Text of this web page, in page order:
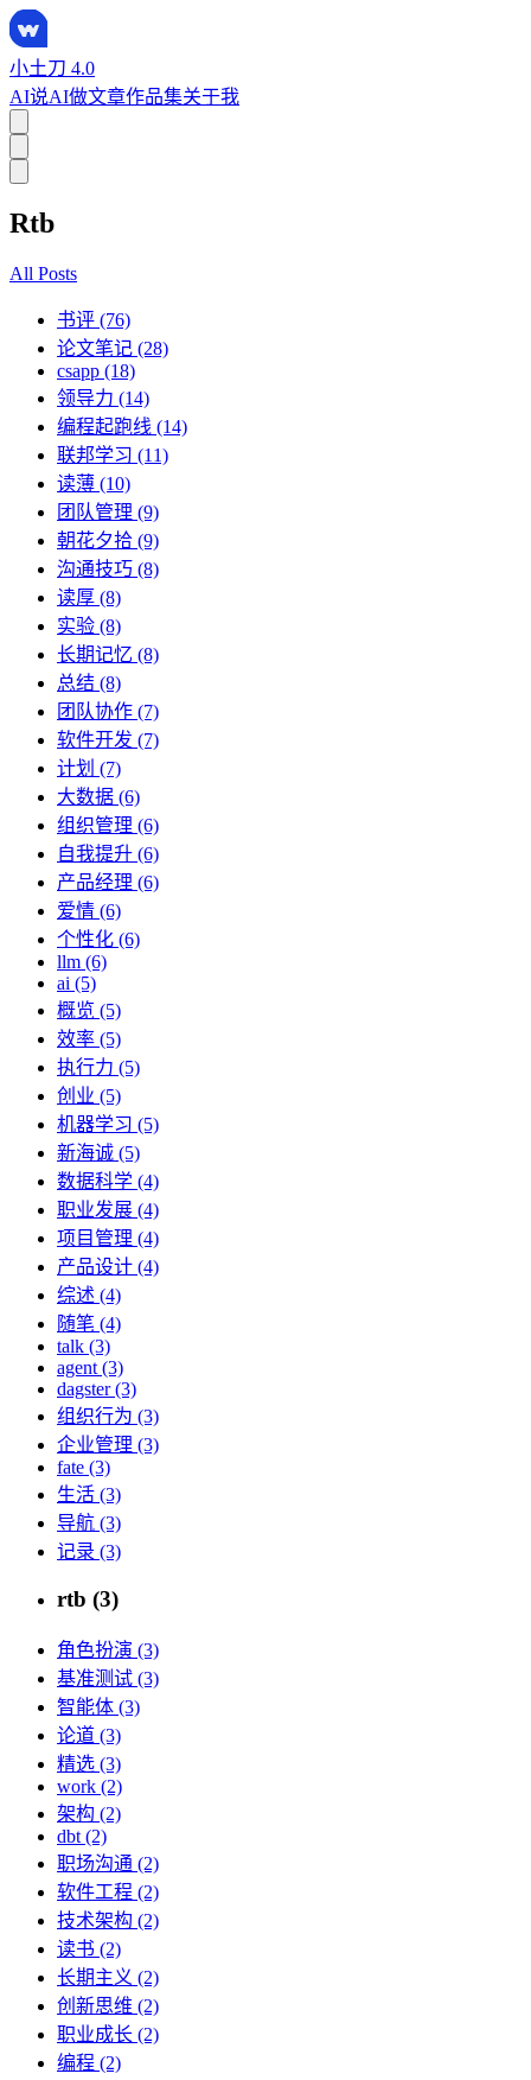
小土刀 4.0
AI说AI做文章作品集关于我
Rtb
All Posts
书评 (76)
论文笔记 (28)
csapp (18)
领导力 (14)
编程起跑线 (14)
联邦学习 (11)
读薄 (10)
团队管理 (9)
朝花夕拾 (9)
沟通技巧 (8)
读厚 (8)
实验 (8)
长期记忆 (8)
总结 (8)
团队协作 (7)
软件开发 (7)
计划 (7)
大数据 (6)
组织管理 (6)
自我提升 (6)
产品经理 (6)
爱情 (6)
个性化 (6)
llm (6)
ai (5)
概览 (5)
效率 (5)
执行力 (5)
创业 (5)
机器学习 (5)
新海诚 (5)
数据科学 (4)
职业发展 (4)
项目管理 (4)
产品设计 (4)
综述 (4)
随笔 (4)
talk (3)
agent (3)
dagster (3)
组织行为 (3)
企业管理 (3)
fate (3)
生活 (3)
导航 (3)
记录 (3)
rtb (3)
角色扮演 (3)
基准测试 (3)
智能体 (3)
论道 (3)
精选 (3)
work (2)
架构 (2)
dbt (2)
职场沟通 (2)
软件工程 (2)
技术架构 (2)
读书 (2)
长期主义 (2)
创新思维 (2)
职业成长 (2)
编程 (2)